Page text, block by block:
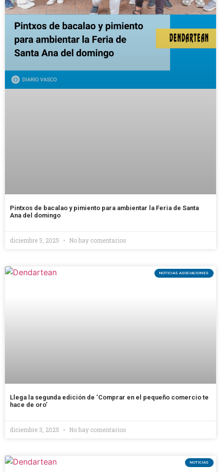
Pintxos de bacalao y pimiento para ambientar la Feria de Santa
Ana del domingo
diciembre 3, 2025 No hay comentarios
NOTICIAS ASOCIACIONES
Llega la segunda edición de ‘Comprar en el pequeño comercio te
hace de oro’
diciembre 3, 2025 No hay comentarios
NOTICIAS